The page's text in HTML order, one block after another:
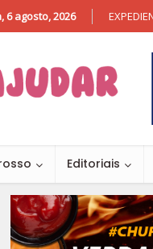
6 agosto, 2026
Editoriais